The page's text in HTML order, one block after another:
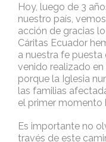
Hoy, luego de 3
nuestro país,
acción de gracias
Cáritas Ecuador
a nuestra fe
venido realizado
porque la Iglesia
las familias
el primer momento
Es importante no
través de este